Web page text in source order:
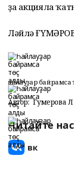
ҙа акцияла
Ләйлә
Һайлауҙар байрамса
Автор: Гумерова Л
Читайте нас